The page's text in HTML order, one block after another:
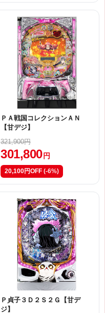
ＰＡ戦国コレクションＡＮ
【甘デジ】
321,900円
301,800 円
20,100円OFF (-6%)
Ｐ貞子３Ｄ２Ｓ２Ｇ【甘デ
ジ】